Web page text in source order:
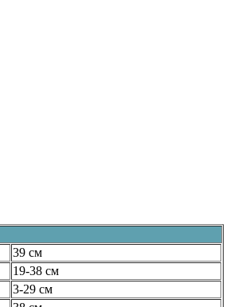
39 см
19-38 см
3-29 см